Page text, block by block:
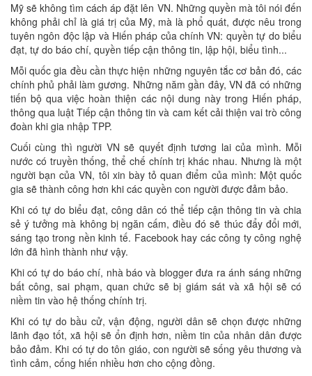
Mỹ sẽ không tìm cách áp đặt lên VN. Những quyền mà tôi nói đến
không phải chỉ là giá trị của Mỹ, mà là phổ quát, được nêu trong
tuyên ngôn độc lập và Hiến pháp của chính VN: quyền tự do biểu
đạt, tự do báo chí, quyền tiếp cận thông tin, lập hội, biểu tình...
Mỗi quốc gia đều cần thực hiện những nguyên tắc cơ bản đó, các
chính phủ phải làm gương. Những năm gần đây, VN đã có những
tiến bộ qua việc hoàn thiện các nội dung này trong Hiến pháp,
thông qua luật Tiếp cận thông tin và cam kết cải thiện vai trò công
đoàn khi gia nhập TPP.
Cuối cùng thì người VN sẽ quyết định tương lai của mình. Mỗi
nước có truyền thống, thể chế chính trị khác nhau. Nhưng là một
người bạn của VN, tôi xin bày tỏ quan điểm của mình: Một quốc
gia sẽ thành công hơn khi các quyền con người được đảm bảo.
Khi có tự do biểu đạt, công dân có thể tiếp cận thông tin và chia
sẻ ý tưởng mà không bị ngăn cấm, điều đó sẽ thúc đẩy đổi mới,
sáng tạo trong nền kinh tế. Facebook hay các công ty công nghệ
lớn đã hình thành như vậy.
Khi có tự do báo chí, nhà báo và blogger đưa ra ánh sáng những
bất công, sai phạm, quan chức sẽ bị giám sát và xã hội sẽ có
niềm tin vào hệ thống chính trị.
Khi có tự do bầu cử, vận động, người dân sẽ chọn được những
lãnh đạo tốt, xã hội sẽ ổn định hơn, niềm tin của nhân dân được
bảo đảm. Khi có tự do tôn giáo, con người sẽ sống yêu thương và
tình cảm, cống hiến nhiều hơn cho cộng đồng.